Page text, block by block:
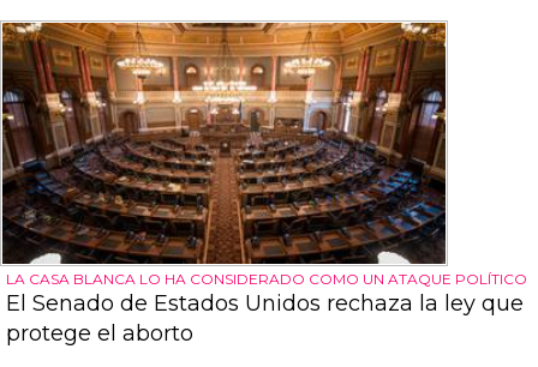
LA CASA BLANCA LO HA CONSIDERADO COMO UN ATAQUE POLÍTICO
El Senado de Estados Unidos rechaza la ley que
protege el aborto